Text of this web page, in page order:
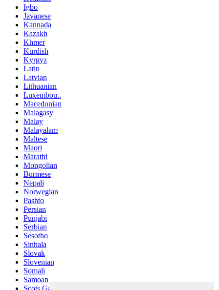
Igbo
Javanese
Kannada
Kazakh
Khmer
Kurdish
Kyrgyz
Latin
Latvian
Lithuanian
Luxembou..
Macedonian
Malagasy
Malay
Malayalam
Maltese
Maori
Marathi
Mongolian
Burmese
Nepali
Norwegian
Pashto
Persian
Punjabi
Serbian
Sesotho
Sinhala
Slovak
Slovenian
Somali
Samoan